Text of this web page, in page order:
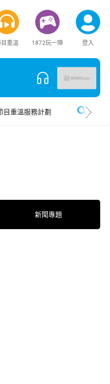
重溫 1872玩一陣 登入
目重溫服務計劃
新聞專題